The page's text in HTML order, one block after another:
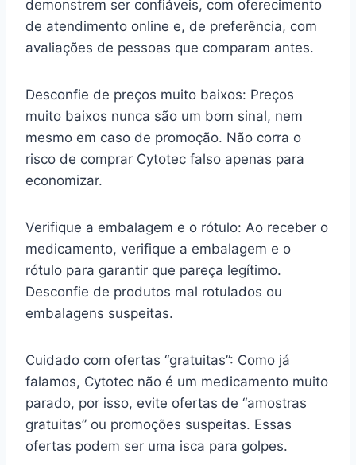
demonstrem ser confiáveis, com oferecimento
de atendimento online e, de preferência, com
avaliações de pessoas que comparam antes.
Desconfie de preços muito baixos: Preços
muito baixos nunca são um bom sinal, nem
mesmo em caso de promoção. Não corra o
risco de comprar Cytotec falso apenas para
economizar.
Verifique a embalagem e o rótulo: Ao receber o
medicamento, verifique a embalagem e o
rótulo para garantir que pareça legítimo.
Desconfie de produtos mal rotulados ou
embalagens suspeitas.
Cuidado com ofertas “gratuitas”: Como já
falamos, Cytotec não é um medicamento muito
parado, por isso, evite ofertas de “amostras
gratuitas” ou promoções suspeitas. Essas
ofertas podem ser uma isca para golpes.